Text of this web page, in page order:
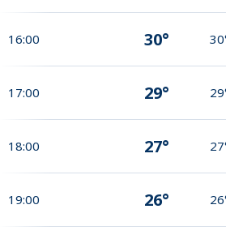
16:00 30°
17:00 29°
18:00 27°
19:00 26°